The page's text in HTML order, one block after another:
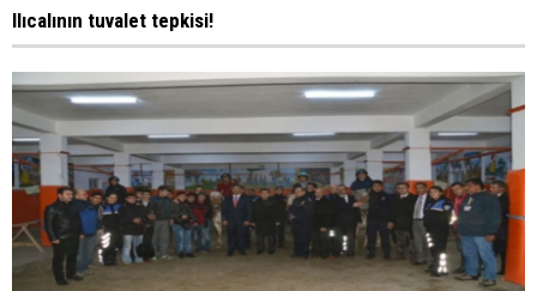
Ilıcalının tuvalet tepkisi!